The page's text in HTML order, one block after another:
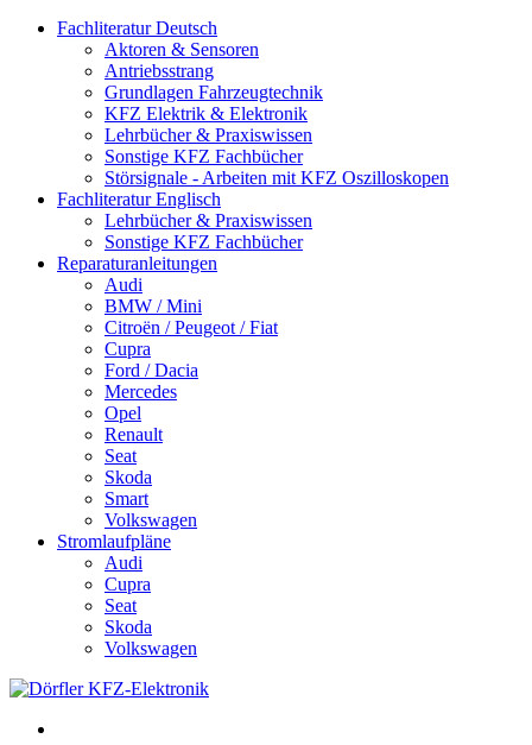
Fachliteratur Deutsch
Aktoren & Sensoren
Antriebsstrang
Grundlagen Fahrzeugtechnik
KFZ Elektrik & Elektronik
Lehrbücher & Praxiswissen
Sonstige KFZ Fachbücher
Störsignale - Arbeiten mit KFZ Oszilloskopen
Fachliteratur Englisch
Lehrbücher & Praxiswissen
Sonstige KFZ Fachbücher
Reparaturanleitungen
Audi
BMW / Mini
Citroën / Peugeot / Fiat
Cupra
Ford / Dacia
Mercedes
Opel
Renault
Seat
Skoda
Smart
Volkswagen
Stromlaufpläne
Audi
Cupra
Seat
Skoda
Volkswagen